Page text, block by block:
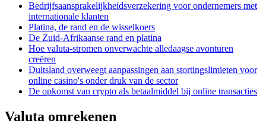
Bedrijfsaansprakelijkheidsverzekering voor ondernemers met
internationale klanten
Platina, de rand en de wisselkoers
De Zuid-Afrikaanse rand en platina
Hoe valuta-stromen onverwachte alledaagse avonturen
creëren
Duitsland overweegt aanpassingen aan stortingslimieten voor
online casino's onder druk van de sector
De opkomst van crypto als betaalmiddel bij online transacties
Valuta omrekenen